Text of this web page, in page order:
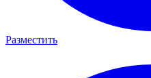
Разместить